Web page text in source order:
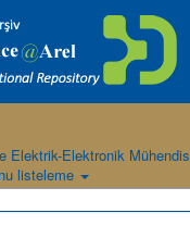
Elektrik-Elektronik
listeleme